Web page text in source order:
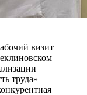
визит
труда»